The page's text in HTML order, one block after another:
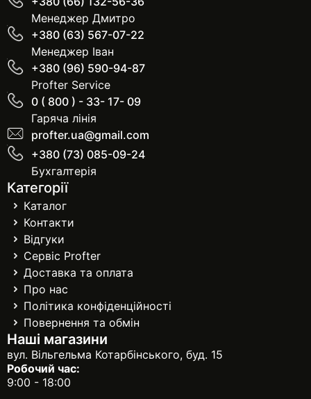
Менеджер Дмитро
+380 (63) 567-07-22
Менеджер Іван
+380 (96) 590-94-87
Profter Service
0 ( 800 ) - 33- 17- 09
Гаряча лінія
profter.ua@gmail.com
+380 (73) 085-09-24
Бухгалтерія
Категорії
Каталог
Контакти
Відгуки
Сервіс Profter
Доставка та оплата
Про нас
Політика конфіденційності
Повернення та обмін
Наші магазини
вул. Вільгельма Котарбінського, буд. 15
Робочий час:
9:00 - 18:00